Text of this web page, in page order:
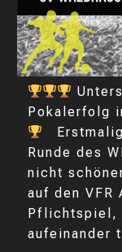
Pokalerfolg
Runde des
nicht
auf den VFR
Pflichtspiel,